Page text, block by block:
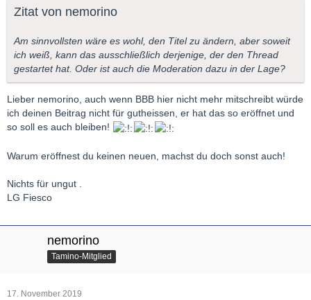
Großen Musikvereinssaal in Wien aufgenommen wurde. Die
CD, veröffentlicht. Keine Aufnahme, die die unzähligen anderen
überragt (wie auch?), aber historisch von Interesse.
Zitat von nemorino
Am sinnvollsten wäre es wohl, den Titel zu ändern, aber soweit
ich weiß, kann das ausschließlich derjenige, der den Thread
gestartet hat. Oder ist auch die Moderation dazu in der Lage?
Lieber nemorino, auch wenn BBB hier nicht mehr mitschreibt würde
ich deinen Beitrag nicht für gutheissen, er hat das so eröffnet und
so soll es auch bleiben!
Warum eröffnest du keinen neuen, machst du doch sonst auch!
Nichts für ungut .
LG Fiesco
nemorino
Tamino-Mitglied
17. November 2019